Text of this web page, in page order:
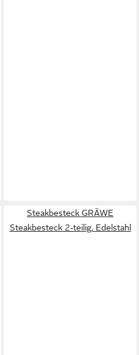
Steakbesteck GRÄWE
Steakbesteck 2-teilig, Edelstahl